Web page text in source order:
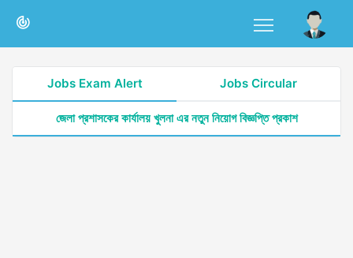
Jobs Exam Alert Jobs Circular
জেলা প্রশাসকের কার্যালয় খুলনা এর নতুন নিয়োগ বিজ্ঞপ্তি প্রকাশ